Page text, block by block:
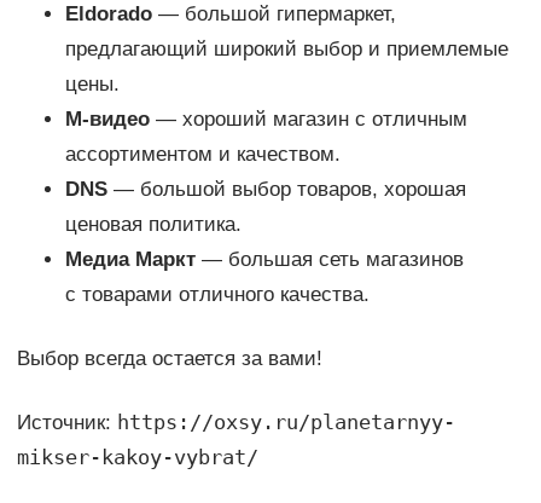
Eldorado — большой гипермаркет,
предлагающий широкий выбор и приемлемые
цены.
М-видео— хороший магазин с отличным
ассортиментом и качеством.
DNS — большой выбор товаров, хорошая
ценовая политика.
Медиа Маркт— большая сеть магазинов
с товарами отличного качества.
Выбор всегда остается за вами!
Источник: https://oxsy.ru/planetarnyy-
mikser-kakoy-vybrat/